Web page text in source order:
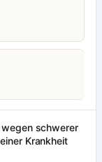
schwerer
Krankheit